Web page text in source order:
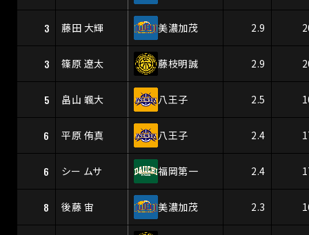
3 藤田 大輝 美濃加茂 2.9
3 篠原 遼太 藤枝明誠 2.9
5 畠山 颯大 八王子 2.5
6 平原 侑真 八王子 2.4
6 シー ムサ 福岡第一 2.4
8 後藤 宙 美濃加茂 2.3